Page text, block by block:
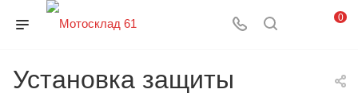
0
Установка защиты